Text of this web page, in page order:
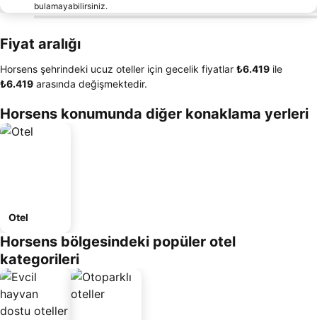
bulamayabilirsiniz.
Fiyat aralığı
Horsens şehrindeki ucuz oteller için gecelik fiyatlar ‎₺6.419 ile
‎₺6.419 arasında değişmektedir.
Horsens konumunda diğer konaklama yerleri
Otel
Horsens bölgesindeki popüler otel
kategorileri